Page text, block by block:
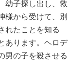
幼子探し出し、救
様から受けて、別
れたことを知る
あります。ヘロデ
男の子を殺させる